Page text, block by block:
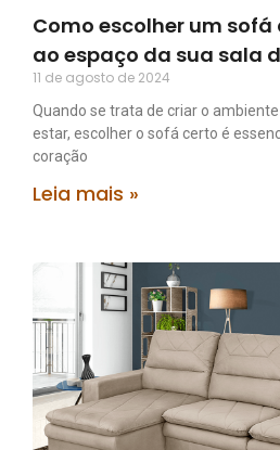
Como escolher um
ao espaço da sua sala
11 de agosto de 2024
Quando se trata de criar o
estar, escolher o sofá certo é
coração
Leia mais »